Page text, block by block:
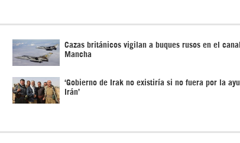
Cazas británicos vigilan a buques rusos en el
Mancha
‘Gobierno de Irak no existiría si no fuera por la
Irán’